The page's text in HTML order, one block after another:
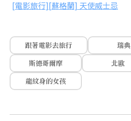
[電影旅行][蘇格蘭] 天使威士忌
跟著電影去旅行
瑞典
斯德哥爾摩
北歐
龍紋身的女孩